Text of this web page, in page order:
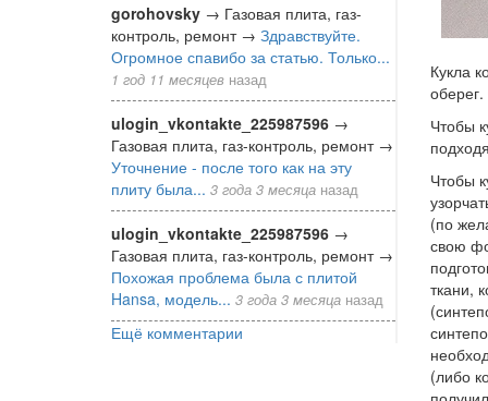
gorohovsky → Газовая плита, газ-
контроль, ремонт → Здравствуйте.
Огромное спавибо за статью. Только...
1 год 11 месяцев назад
ulogin_vkontakte_225987596 →
Газовая плита, газ-контроль, ремонт →
Уточнение - после того как на эту
плиту была... 3 года 3 месяца назад
ulogin_vkontakte_225987596 →
Газовая плита, газ-контроль, ремонт →
Похожая проблема была с плитой
Hansa, модель... 3 года 3 месяца назад
Ещё комментарии
Кукла
Чтобы
Чтобы
(по
свою
ткани,
(либо